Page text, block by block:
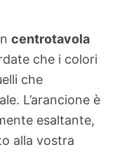
centrotavola
che i colori
che
L’arancione è
esaltante,
alla vostra